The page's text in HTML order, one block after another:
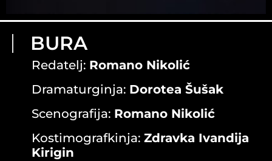
BURA
Redatelj: Romano Nikolić
Dramaturginja: Dorotea Šušak
Scenografija: Romano Nikolić
Kostimografkinja: Zdravka Ivandija
Kirigin